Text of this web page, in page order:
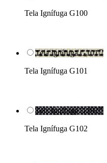
Tela Ignífuga G100
Tela Ignífuga G101
Tela Ignífuga G101
Tela Ignífuga G102
Tela Ignífuga G102